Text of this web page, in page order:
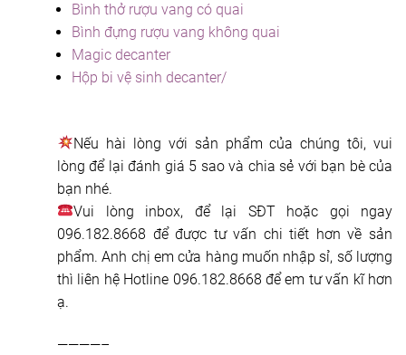
Bình thở rượu vang có quai
Bình đựng rượu vang không quai
Magic decanter
Hộp bi vệ sinh decanter/
Nếu hài lòng với sản phẩm của chúng tôi, vui
lòng để lại đánh giá 5 sao và chia sẻ với bạn bè của
bạn nhé.
Vui lòng inbox, để lại SĐT hoặc gọi ngay
096.182.8668 để được tư vấn chi tiết hơn về sản
phẩm. Anh chị em cửa hàng muốn nhập sỉ, số lượng
thì liên hệ Hotline 096.182.8668 để em tư vấn kĩ hơn
ạ.
————–